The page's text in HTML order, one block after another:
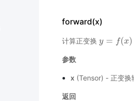
forward(x)
计算正变换 y = f(x)
y=f(x )
参数
x (Tensor) - 正变
返回